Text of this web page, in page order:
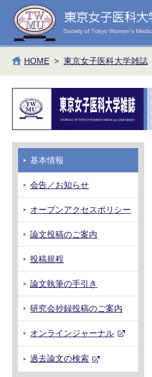
HOME > 東京女子医科大学雑誌
基本情報
会告／お知らせ
オープンアクセスポリシー
論文投稿のご案内
投稿規程
論文執筆の手引き
研究会抄録投稿のご案内
オンラインジャーナル
過去論文の検索